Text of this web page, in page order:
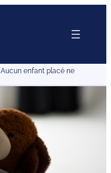
Aucun enfant placé ne